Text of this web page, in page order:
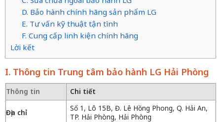
D. Bảo hành chính hãng sản phẩm LG
E. Tư vấn kỹ thuật tận tình
F. Cung cấp linh kiện chính hãng
Lời kết
I. Thông tin Trung tâm bảo hành LG Hải Phòng
Thông tin Chi tiết
Địa chỉ
Số 1, Lô 15B, Đ. Lê Hồng Phong, Q. Hải An,
TP. Hải Phòng, Hải Phòng